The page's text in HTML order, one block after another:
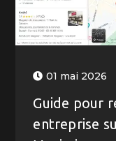
01 mai 2026
Guide pour
entreprise